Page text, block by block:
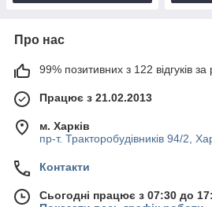
Про нас
99% позитивних з 122 відгуків за
Працює з 21.02.2013
м. Харків
пр-т. Тракторобудівників 94/2,
Контакти
Сьогодні працює з 07:30 до